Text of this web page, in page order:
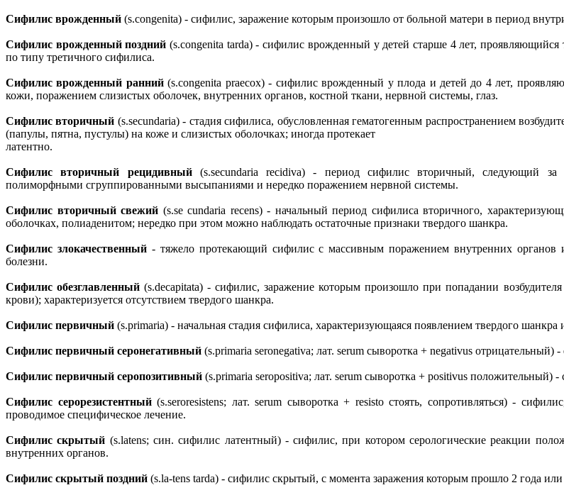
Сифилис врожденный (s.congenita) - сифилис, заражение которым произошло от больной матери в период
Сифилис врожденный поздний (s.congenita tarda) - сифилис врожденный у детей старше 4 лет,
по типу третичного сифилиса.
Сифилис врожденный ранний(s.congenita praecox) - сифилис врожденный у плода и детей до 4 лет,
кожи, поражением слизистых оболочек, внутренних органов, костной ткани, нервной системы, глаз.
Сифилис вторичный (s.secundaria) - стадия сифилиса, обусловленная гематогенным распространением
(папулы, пятна, пустулы) на коже и слизистых оболочках; иногда протекает
латентно.
Сифилис вторичный рецидивный(s.secundaria recidiva) - период сифилис вторичный, следующий за
полиморфными сгруппированными высыпаниями и нередко поражением нервной системы.
Сифилис вторичный свежий (s.se cundaria recens) - начальный период сифилиса вторичного,
оболочках, полиаденитом; нередко при этом можно наблюдать остаточные признаки твердого шанкра.
Сифилис злокачественный- тяжело протекающий сифилис с массивным поражением внутренних органов
болезни.
Сифилис обезглавленный (s.decapitata) - сифилис, заражение которым произошло при попадании
крови); характеризуется отсутствием твердого шанкра.
Сифилис первичный (s.primaria) - начальная стадия сифилиса, характеризующаяся появлением твердого
Сифилис первичный серонегативный (s.primaria seronegativa; лат. serum сыворотка + negativus
Сифилис первичный серопозитивный (s.primaria seropositiva; лат. serum сыворотка + positivus
Сифилис серорезистентный(s.seroresistens; лат. serum сыворотка + resisto стоять, сопротивляться) -
проводимое специфическое лечение.
Сифилис скрытый (s.latens; син. сифилис латентный) - сифилис, при котором серологические реакции
внутренних органов.
Сифилис скрытый поздний (s.la-tens tarda) - сифилис скрытый, с момента заражения которым прошло 2 года или